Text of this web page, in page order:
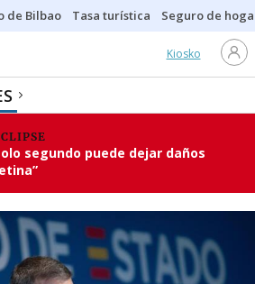
de Bilbao Tasa turística Seguro de
Kiosko
segundo puede dejar daños